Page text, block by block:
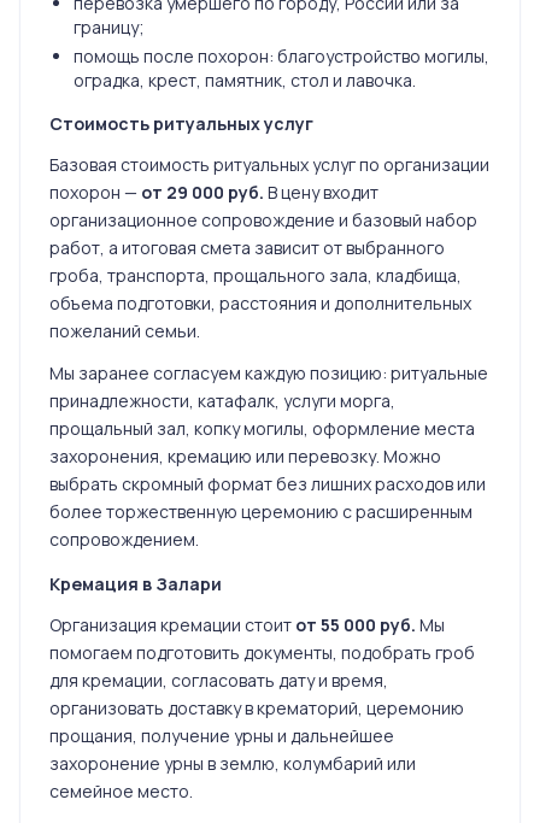
границу;
помощь после похорон: благоустройство могилы,
оградка, крест, памятник, стол и лавочка.
Стоимость ритуальных услуг
Базовая стоимость ритуальных услуг по организации
похорон — от 29 000 руб. В цену входит
организационное сопровождение и базовый набор
работ, а итоговая смета зависит от выбранного
гроба, транспорта, прощального зала, кладбища,
объема подготовки, расстояния и дополнительных
пожеланий семьи.
Мы заранее согласуем каждую позицию: ритуальные
принадлежности, катафалк, услуги морга,
прощальный зал, копку могилы, оформление места
захоронения, кремацию или перевозку. Можно
выбрать скромный формат без лишних расходов или
более торжественную церемонию с расширенным
сопровождением.
Кремация в Залари
Организация кремации стоит от 55 000 руб. Мы
помогаем подготовить документы, подобрать гроб
для кремации, согласовать дату и время,
организовать доставку в крематорий, церемонию
прощания, получение урны и дальнейшее
захоронение урны в землю, колумбарий или
семейное место.